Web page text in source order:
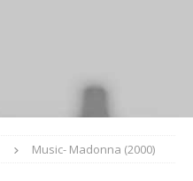
Music- Madonna (2000)